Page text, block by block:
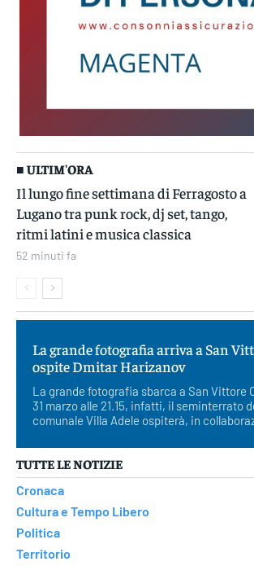
■ ULTIM'ORA
Il lungo fine settimana di Ferragosto a
Lugano tra punk rock, dj set, tango,
ritmi latini e musica classica
52 minuti fa
La grande fotografia arriva a San
ospite Dmitar Harizanov
La grande fotografia sbarca a San Vittore
31 marzo alle 21.15, infatti, il seminterrato
comunale Villa Adele ospiterà, in
TUTTE LE NOTIZIE
Cronaca
Cultura e Tempo Libero
Politica
Territorio